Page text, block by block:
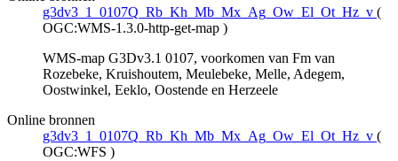
g3dv3_1_0107Q_Rb_Kh_Mb_Mx_Ag_Ow_El_Ot_Hz_v (
OGC:WMS-1.3.0-http-get-map )
WMS-map G3Dv3.1 0107, voorkomen van Fm van
Rozebeke, Kruishoutem, Meulebeke, Melle, Adegem,
Oostwinkel, Eeklo, Oostende en Herzeele
Online bronnen
g3dv3_1_0107Q_Rb_Kh_Mb_Mx_Ag_Ow_El_Ot_Hz_v (
OGC:WFS )